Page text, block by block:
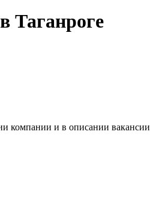
Таганроге
компании и в описании вакансии